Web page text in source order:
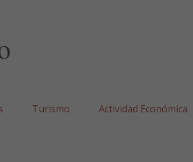
Turismo Actividad Económica